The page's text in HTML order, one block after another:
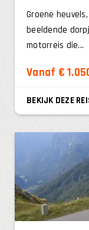
Groene
beeldende
motorreis die...
Vanaf €
BEKIJK DEZE